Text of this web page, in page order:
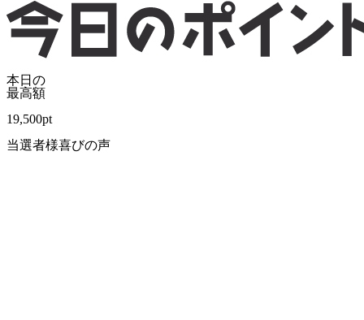
本日の
最高額
19,500pt
当選者様喜びの声